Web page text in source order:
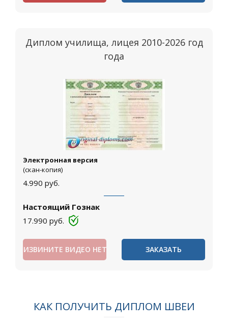
Диплом училища, лицея 2010-2026 год
года
Электронная версия
(скан-копия)
4.990 руб.
Настоящий Гознак
17.990 руб.
ИЗВИНИТЕ ВИДЕО НЕТ ЗАКАЗАТЬ
КАК ПОЛУЧИТЬ ДИПЛОМ ШВЕИ